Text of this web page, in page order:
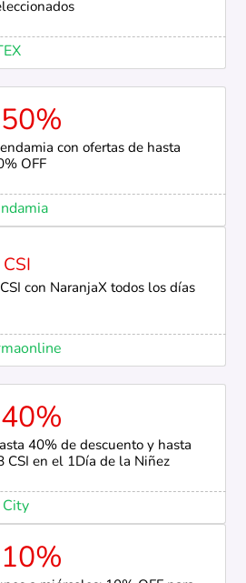
con ofertas de hasta
OFF
con NaranjaX todos los días
40% de descuento y hasta
CSI en el 1Día de la Niñez
City